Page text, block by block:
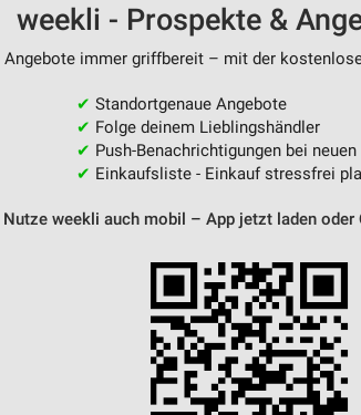
weekli - Prospekte &
immer griffbereit – mit der
✔ Standortgenaue Angebote
✔ Folge deinem Lieblingshändler
✔ Push-Benachrichtigungen bei
✔ Einkaufsliste - Einkauf stressfrei
Nutze weekli auch mobil – App jetzt laden oder